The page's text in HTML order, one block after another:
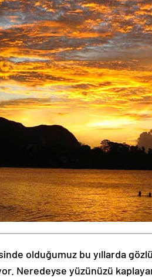
olduğumuz bu yıllarda
Neredeyse yüzünüzü